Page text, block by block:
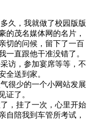
久，我就做了校园版版
的茂名媒体网的名片，
切的问候，留下了一百
一直跟他干准没错了。
访，参加宴席等等，不
全送到家。
很少的一个小网站发展
证了。
，挂了一次，心里开始
自陪我到车管所考试，